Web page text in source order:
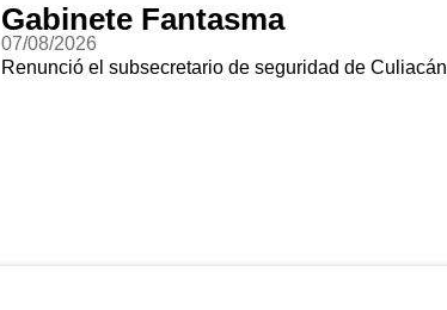
Gabinete Fantasma
07/08/2026
Renunció el subsecretario de seguridad de Culiacán